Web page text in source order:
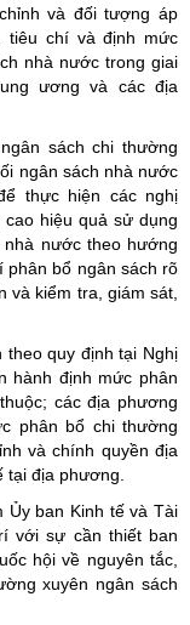
và đối tượng áp
tiêu chí và định mức
nhà nước trong giai
ương và các địa
sách chi thường
ngân sách nhà nước
thực hiện các nghị
hiệu quả sử dụng
nước theo hướng
phân bổ ngân sách rõ
và kiểm tra, giám sát,
quy định tại Nghị
hành định mức phân
các địa phương
phân bổ chi thường
và chính quyền địa
địa phương.
Ủy ban Kinh tế và Tài
với sự cần thiết ban
hội về nguyên tắc,
xuyên ngân sách